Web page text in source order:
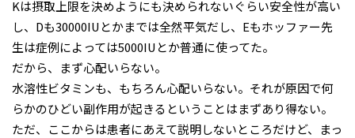
Kは摂取上限を決めようにも決められないぐらい安全性が高い
し、Dも30000IUとかまでは全然平気だし、Eもホッファー先
生は症例によっては5000IUとか普通に使ってた。
だから、まず心配いらない。
水溶性ビタミンも、もちろん心配いらない。それが原因で何
らかのひどい副作用が起きるということはまずあり得ない。
ただ、ここからは患者にあえて説明しないところだけど、まっ